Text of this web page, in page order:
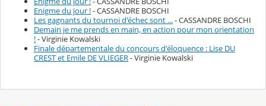
Enigme du jour !- CASSANDRE BOSCHI
Les gagnants du tournoi d'échec sont ...- CASSANDRE BOSCHI
Demain je me prends en main, en action pour mon orientation
!- Virginie Kowalski
Finale départementale du concours d'éloquence : Lise DU
CREST et Emile DE VLIEGER- Virginie Kowalski